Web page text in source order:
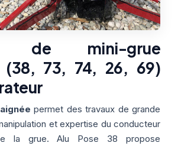
de mini-grue
(38, 73, 74, 26, 69)
permet des travaux de grande
et expertise du conducteur
la grue. Alu Pose 38 propose